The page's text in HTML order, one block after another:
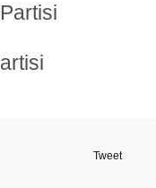
Tweet